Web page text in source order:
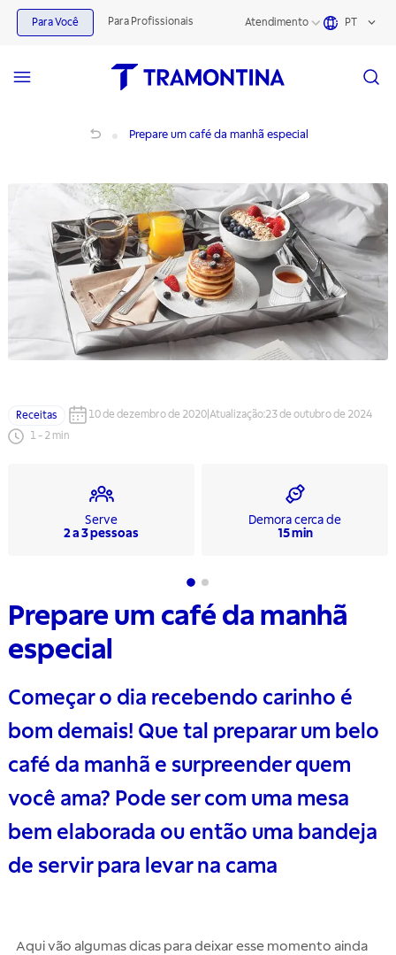
Para Você Para Profissionais Atendimento PT
Prepare um café da manhã especial
Receitas 10 de dezembro de 2020 Atualização:23 de outubro de 2024
1- 2 min
Serve
2 a 3 pessoas
Demora cerca de
15 min
Prepare um café da manhã
especial
Começar o dia recebendo carinho é
bom demais! Que tal preparar um belo
café da manhã e surpreender quem
você ama? Pode ser com uma mesa
bem elaborada ou então uma bandeja
de servir para levar na cama
Aqui vão algumas dicas para deixar esse momento ainda